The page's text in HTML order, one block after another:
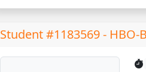
Student #1183569 -